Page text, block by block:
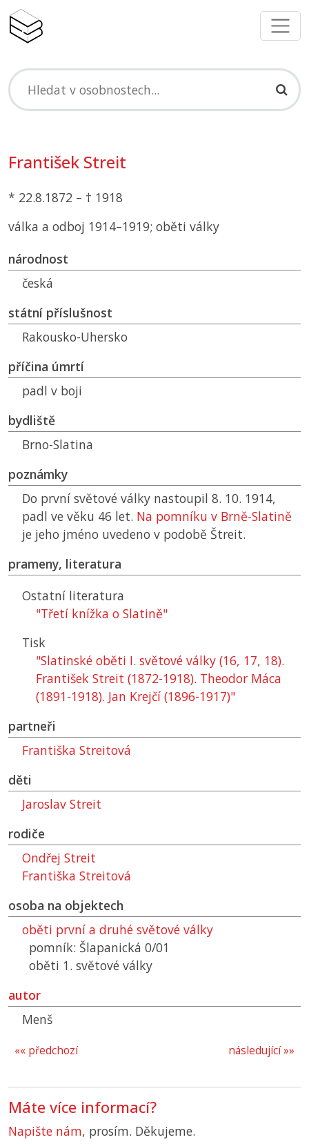
František Streit
* 22.8.1872 – † 1918
válka a odboj 1914–1919; oběti války
národnost
česká
státní příslušnost
Rakousko-Uhersko
příčina úmrtí
padl v boji
bydliště
Brno-Slatina
poznámky
Do první světové války nastoupil 8. 10. 1914,
padl ve věku 46 let. Na pomníku v Brně-Slatině
je jeho jméno uvedeno v podobě Štreit.
prameny, literatura
Ostatní literatura
"Třetí knížka o Slatině"
Tisk
"Slatinské oběti I. světové války (16, 17, 18).
František Streit (1872-1918). Theodor Máca
(1891-1918). Jan Krejčí (1896-1917)"
partneři
Františka Streitová
děti
Jaroslav Streit
rodiče
Ondřej Streit
Františka Streitová
osoba na objektech
oběti první a druhé světové války
pomník: Šlapanická 0/01
oběti 1. světové války
autor
Menš
následující »»
«« předchozí
Máte více informací?
Napište nám, prosím. Děkujeme.